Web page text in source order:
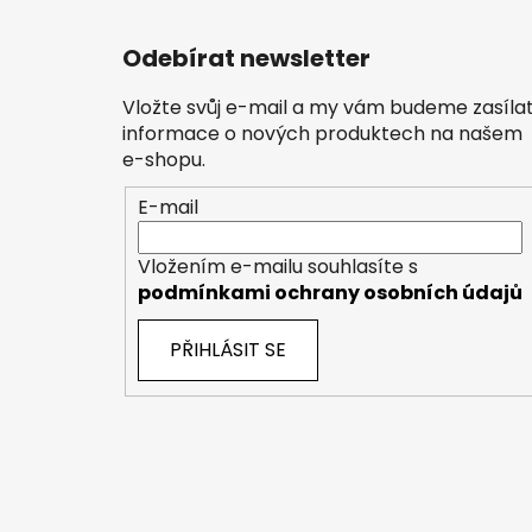
Odebírat newsletter
Vložte svůj e-mail a my vám budeme
informace o nových produktech na našem
e-shopu.
E-mail
Vložením e-mailu souhlasíte s
podmínkami ochrany osobních údajů
PŘIHLÁSIT SE